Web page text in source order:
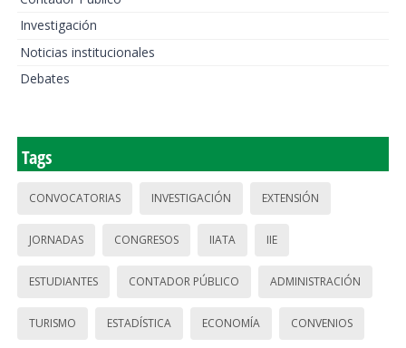
Investigación
Noticias institucionales
Debates
Tags
CONVOCATORIAS INVESTIGACIÓN EXTENSIÓN
JORNADAS CONGRESOS IIATA IIE
ESTUDIANTES CONTADOR PÚBLICO ADMINISTRACIÓN
TURISMO ESTADÍSTICA ECONOMÍA CONVENIOS